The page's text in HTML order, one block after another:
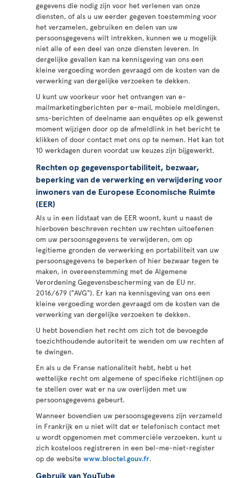
gegevens die nodig zijn voor het verlenen van onze
diensten, of als u uw eerder gegeven toestemming voor
het verzamelen, gebruiken en delen van uw
persoonsgegevens wilt intrekken, kunnen we u mogelijk
niet alle of een deel van onze diensten leveren. In
dergelijke gevallen kan na kennisgeving van ons een
kleine vergoeding worden gevraagd om de kosten van de
verwerking van dergelijke verzoeken te dekken.
U kunt uw voorkeur voor het ontvangen van e-
mailmarketingberichten per e-mail, mobiele meldingen,
sms-berichten of deelname aan enquêtes op elk gewenst
moment wijzigen door op de afmeldlink in het bericht te
klikken of door contact met ons op te nemen. Het kan tot
10 werkdagen duren voordat uw keuzes zijn bijgewerkt.
Rechten op gegevensportabiliteit, bezwaar,
beperking van de verwerking en verwijdering voor
inwoners van de Europese Economische Ruimte
(EER)
Als u in een lidstaat van de EER woont, kunt u naast de
hierboven beschreven rechten uw rechten uitoefenen
om uw persoonsgegevens te verwijderen, om op
legitieme gronden de verwerking en portabiliteit van uw
persoonsgegevens te beperken of hier bezwaar tegen te
maken, in overeenstemming met de Algemene
Verordening Gegevensbescherming van de EU nr.
2016/679 ("AVG"). Er kan na kennisgeving van ons een
kleine vergoeding worden gevraagd om de kosten van de
verwerking van dergelijke verzoeken te dekken.
U hebt bovendien het recht om zich tot de bevoegde
toezichthoudende autoriteit te wenden om uw rechten af
te dwingen.
En als u de Franse nationaliteit hebt, hebt u het
wettelijke recht om algemene of specifieke richtlijnen op
te stellen over wat er na uw overlijden met uw
persoonsgegevens gebeurt.
Wanneer bovendien uw persoonsgegevens zijn verzameld
in Frankrijk en u niet wilt dat er telefonisch contact met
u wordt opgenomen met commerciële verzoeken, kunt u
zich kosteloos registreren in een bel-me-niet-register
op de website www.bloctel.gouv.fr.
Gebruik van YouTube